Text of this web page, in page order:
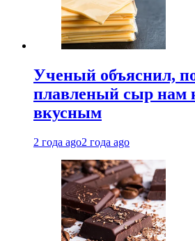
Ученый объяснил,
плавленый сыр нам
вкусным
2 года ago2 года ago